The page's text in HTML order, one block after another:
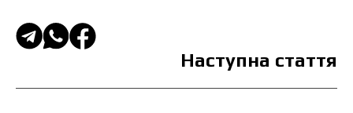
Наступна стаття